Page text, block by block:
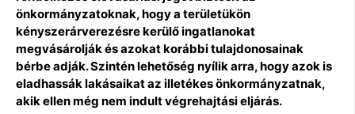
önkormányzatoknak, hogy a területükön
kényszerárverezésre kerülő ingatlanokat
megvásárolják és azokat korábbi tulajdonosainak
bérbe adják. Szintén lehetőség nyílik arra, hogy azok is
eladhassák lakásaikat az illetékes önkormányzatnak,
akik ellen még nem indult végrehajtási eljárás.